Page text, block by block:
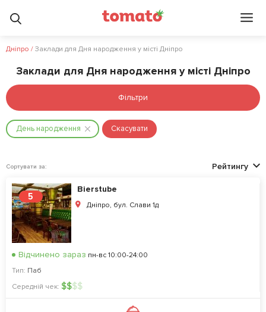
Дніпро / Заклади для Дня народження у місті Дніпро
Заклади для Дня народження у місті Дніпро
Фільтри
День народження Скасувати
Сортувати за: Рейтингу
5
Bierstube
Дніпро, бул. Слави 1д
Відчинено зараз пн-вс 10:00-24:00
Тип: Паб
Середній чек: $$$$